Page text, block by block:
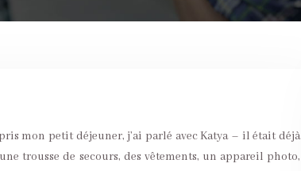
mon petit déjeuner, j’ai parlé avec Katya – il était déjà
trousse de secours, des vêtements, un appareil photo,